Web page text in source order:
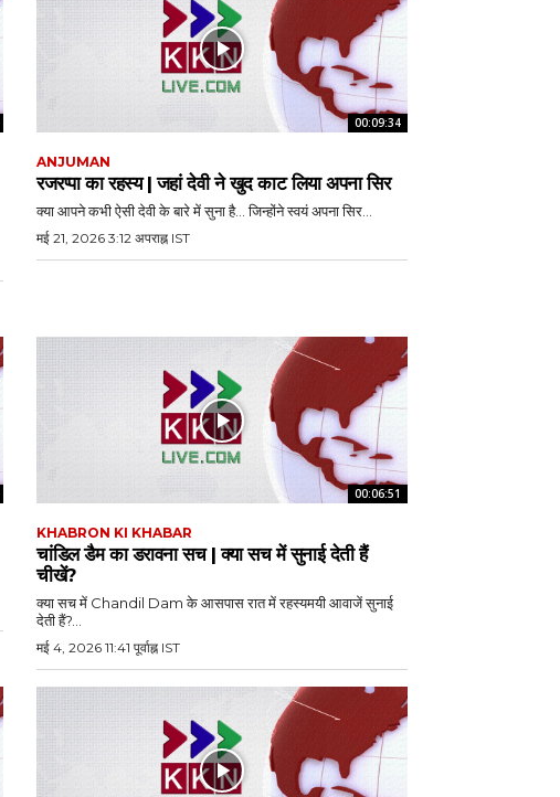
00:09:34
ANJUMAN
रजरप्पा का रहस्य | जहां देवी ने खुद काट लिया अपना सिर
क्या आपने कभी ऐसी देवी के बारे में सुना है… जिन्होंने स्वयं अपना सिर...
मई 21, 2026 3:12 अपराह्न IST
00:06:51
KHABRON KI KHABAR
चांडिल डैम का डरावना सच | क्या सच में सुनाई देती हैं
चीखें?
क्या सच में Chandil Dam के आसपास रात में रहस्यमयी आवाजें सुनाई
देती हैं?...
मई 4, 2026 11:41 पूर्वाह्न IST